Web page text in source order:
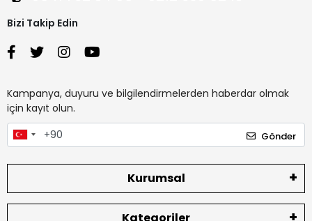
Bizi Takip Edin
Kampanya, duyuru ve bilgilendirmelerden haberdar olmak
için kayıt olun.
Gönder
Kurumsal